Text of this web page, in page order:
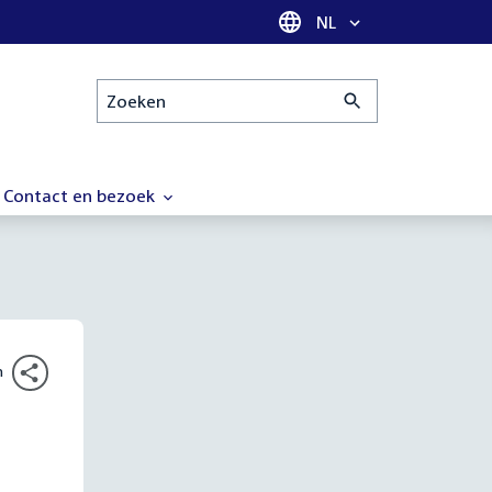
Taal selectie
NL
Zoeken
Contact en bezoek